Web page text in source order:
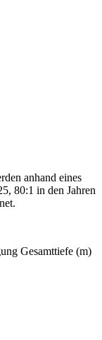
anhand eines
80:1 in den Jahren
Gesamttiefe (m)